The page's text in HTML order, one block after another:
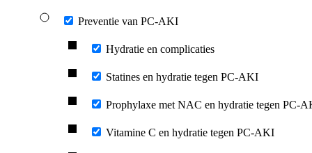
Preventie van PC-AKI
Hydratie en complicaties
Statines en hydratie tegen PC-AKI
Prophylaxe met NAC en hydratie tegen PC-
Vitamine C en hydratie tegen PC-AKI